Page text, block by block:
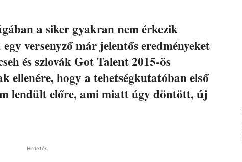
a siker gyakran nem érkezik
versenyző már jelentős eredményeket
és szlovák Got Talent 2015-ös
ellenére, hogy a tehetségkutatóban első
lendült előre, ami miatt úgy döntött, új
Hirdetés